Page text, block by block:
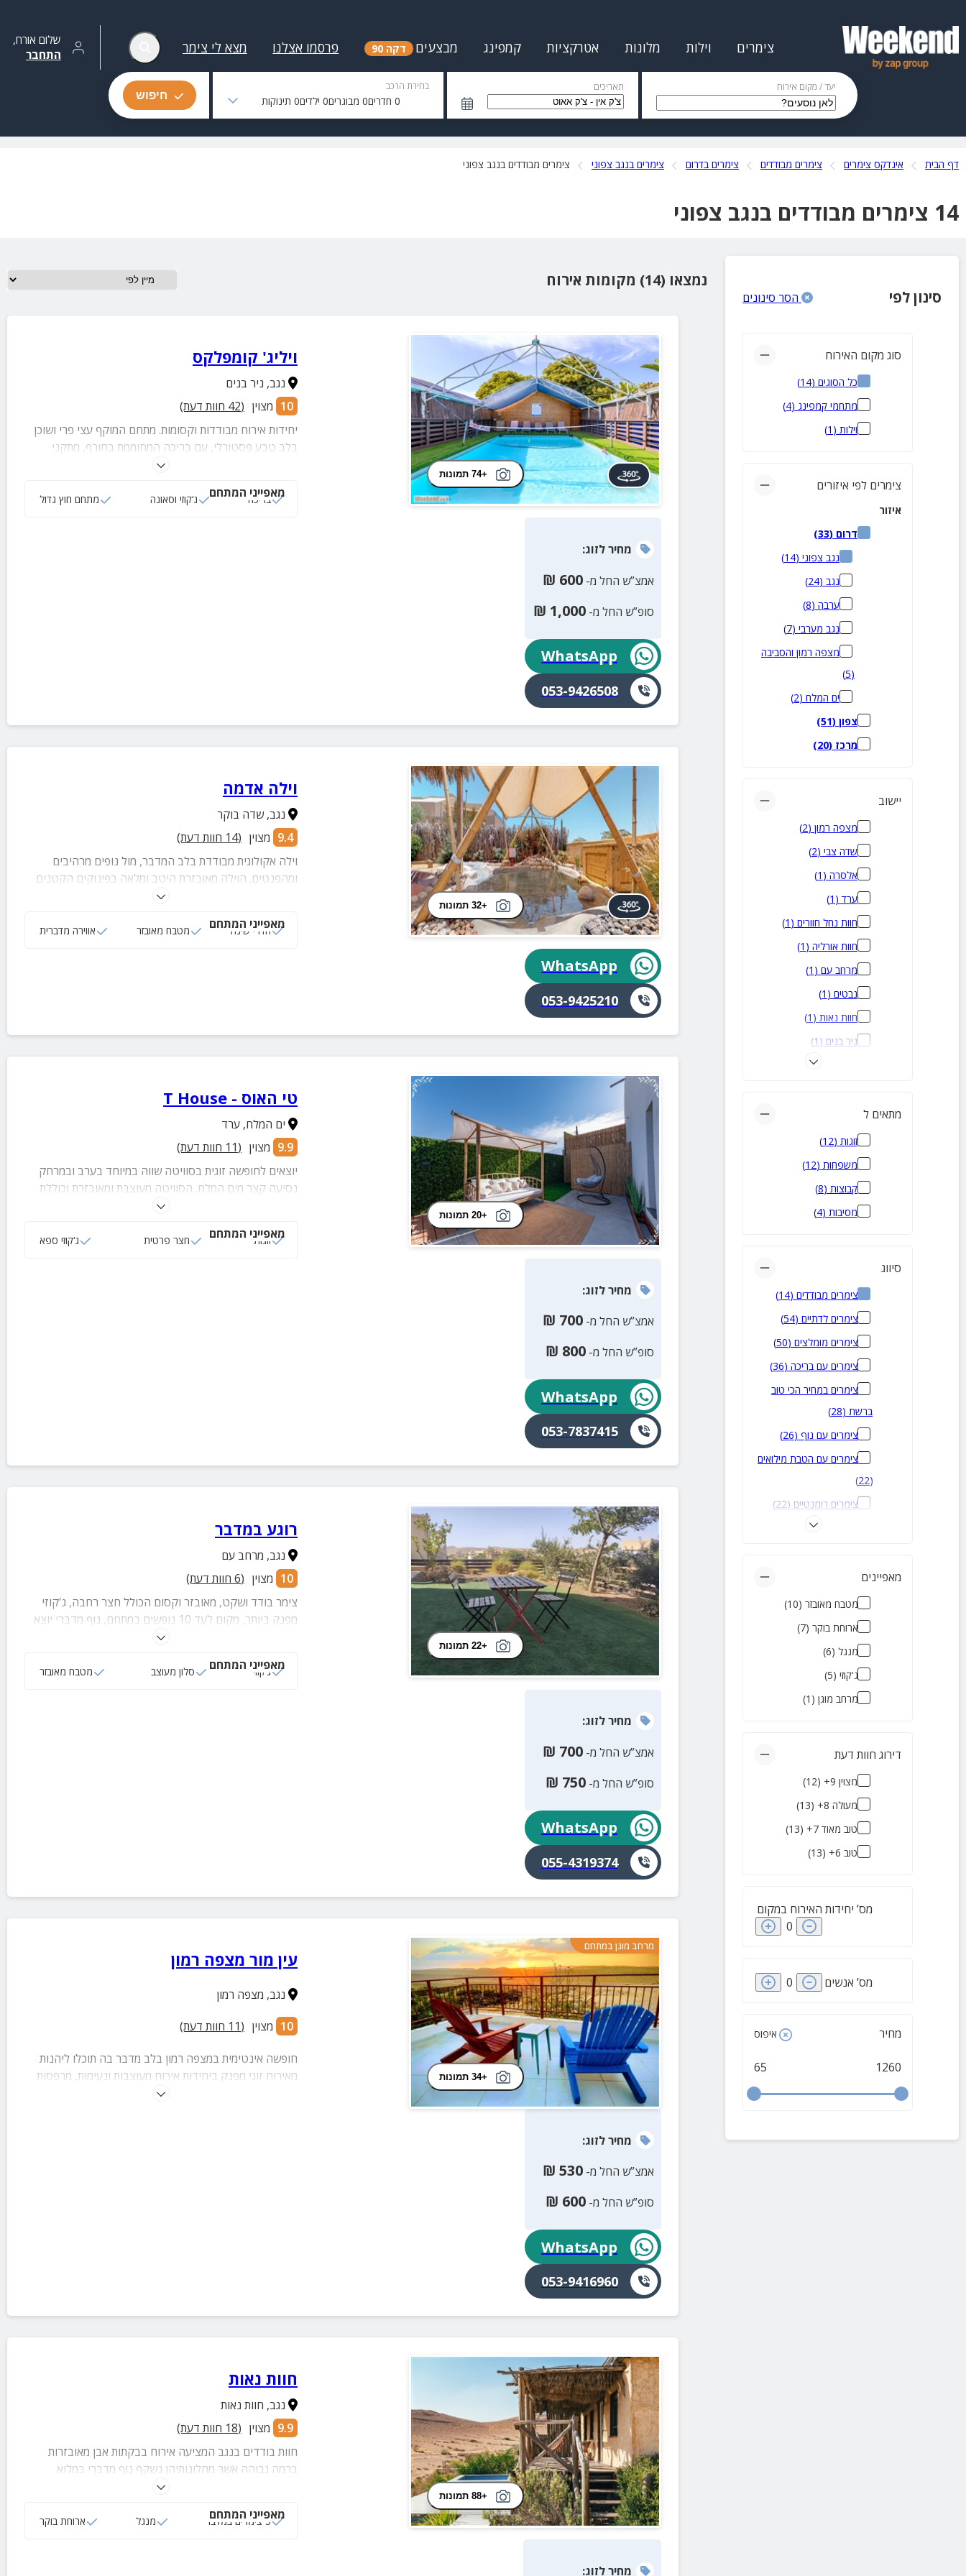
צימרים וילות מלונות אטרקציות קמפינג מבצעים דקה 90 פרסמו אצלנו מצא לי צימר שלום אורח,
התחבר
יעד / מקום אירוח תאריכים בחירת הרכב
0חדרים0מבוגרים0ילדים0תינוקות חיפוש
דף הבית אינדקס צימרים צימרים מבודדים צימרים בדרום צימרים בנגב צפוני צימרים מבודדים בנגב צפוני
14 צימרים מבודדים בנגב צפוני
סינון לפי הסר סינונים
סוג מקום האירוח
כל הסוגים (
14
)
מתחמי קמפינג (
4
)
וילות (
1
)
צימרים לפי איזורים
איזור
דרום (
33
)
נגב צפוני (
14
)
נגב (
24
)
ערבה (
8
)
נגב מערבי (
7
)
מצפה רמון והסביבה
(
5
)
ים המלח (
2
)
צפון (
51
)
מרכז (
20
)
יישוב
מצפה רמון (
2
)
שדה צבי (
2
)
אלסרה (
1
)
ערד (
1
)
חוות נחל חוורים (
1
)
חוות אורליה (
1
)
מרחב עם (
1
)
נבטים (
1
)
חוות נאות (
1
)
ניר בנים (
1
)
(
1
מתאים ל
זוגות (
12
)
משפחות (
12
)
קבוצות (
8
)
מסיבות (
4
)
סיווג
צימרים מבודדים (
14
)
צימרים לדתיים (
54
)
צימרים מומלצים (
50
)
צימרים עם בריכה (
36
)
צימרים במחיר הכי טוב
ברשת (
28
)
צימרים עם נוף (
26
)
צימרים עם הטבת מילואים
(
22
)
צימרים רומנטיים (
22
)
צימרים עם בריכה פרטית
צימרים עם בריכה מחוממת
(
13
)
צימרים זולים
צימרים יוקרתיים
להשכרה לטווח קצר
צימרים שמקבלים כלבים
צימרים לירח דבש
צימרים אקולוגיים
מלונות בוטיק(
3
צימרים ליד הים(
1
)
בקתות עץ(
1
מאפיינים
מטבח מאובזר (
10
)
ארוחת בוקר (
7
)
מנגל (
6
)
ג'קוזי (
5
)
מרחב מוגן (
1
)
דירוג חוות דעת
מצוין 9+ (
12
)
מעולה 8+
(
13
)
טוב מאוד 7+
(
13
)
טוב 6+
(
13
)
מס’ יחידות האירוח במקום
0
מס’ אנשים 0
מחיר איפוס
65 1260
נמצאו (14) מקומות אירוח
+74 תמונות
ויליג' קומפלקס
נגב, ניר בנים
10 מצוין (
42 חוות דעת)
יחידות אירוח מבודדות וקסומות. מתחם המוקף עצי פרי ושוכן
בלב טבע פסטורלי, עם בריכה המחוממת בחורף, מתקני
ספורט, ספא וכל הדרוש לחופשה מושלמת עבור משפחות
מאפייני המתחם
בריכה ג‘קוזי וסאונה מתחם חוץ גדול
מחירלזוג:
אמצ”ש החל מ- 600
₪
סופ”ש החל מ- 1,000
₪
WhatsApp
053-9426508
+32 תמונות
וילה אדמה
נגב,שדה בוקר
9.4 מצוין (
14 חוות דעת)
וילה אקולוגית מבודדת בלב המדבר, מול נופים מרהיבים
ומהפנטים. הוילה מאובזרת היטב ומלאה בפינוקים הקטנים
שהופכים את החופשה למושלמת
מאפייני המתחם
חדרי שינה מטבח מאובזר אווירה מדברית
WhatsApp
053-9425210
+20 תמונות
טי האוס - T House
ים המלח,ערד
9.9 מצוין (
11 חוות דעת)
יוצאים לחופשה זוגית בסוויטה שווה במיוחד בערב ובמרחק
נסיעה קצר מים המלח. הסוויטה מעוצבת ומאובזרת וכוללת
מרפסת פרטית גדולה, חצר רחצה מושקע ומאובזר ומטבחון.
מאפייני המתחם
זוגות חצר פרטית ג‘קוזי ספא
מחירלזוג:
אמצ”ש החל מ- 700
₪
סופ”ש החל מ- 800
₪
WhatsApp
053-7837415
+22 תמונות
רוגע במדבר
נגב, מרחב עם
10 מצוין (
6 חוות דעת)
צימר בודד ושקט, מאובזר וקסום הכולל חצר רחבה, ג'קוזי
מפנק ביותר, מקום לעד 10 נופשים במתחם, נוף מדברי יוצא
דופן, אבזור מלא, מטבח מאובזר, מיזוג, אינטרנט ועוד
מאפייני המתחם
ג‘קוזי סלון מעוצב מטבח מאובזר
מחירלזוג:
אמצ”ש החל מ- 700
₪
סופ”ש החל מ- 750
₪
WhatsApp
055-4319374
מרחב מוגן במתחם
+34 תמונות
עין מור מצפה רמון
נגב, מצפה רמון
10 מצוין (
11 חוות דעת)
חופשה אינטימית במצפה רמון בלב מדבר בה תוכלו ליהנות
מאירוח זוגי מפנק ביחידות אירוח מעוצבות ונעימות, מרפסות
וחצר מטופחת אל מול נוף מרהיב!
מחירלזוג:
אמצ”ש החל מ- 530
₪
סופ”ש החל מ- 600
₪
WhatsApp
053-9416960
+88 תמונות
חוות נאות
נגב, חוות נאות
9.9 מצוין (
18 חוות דעת)
חוות בודדים בנגב המציעה אירוח בבקתות אבן מאובזרות
ברמה גבוהה אשר מחלונותיהן נשקף נוף מדברי במלוא
מאפייני המתחם
5 צימרים במדבר מנגל ארוחת בוקר
מחירלזוג: